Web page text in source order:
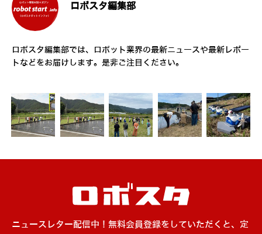
ロボスタ編集部
ロボスタ編集部では、ロボット業界の最新ニュースや最新レポー
トなどをお届けします。是非ご注目ください。
ニュースレター配信中！無料会員登録をしていただくと、定